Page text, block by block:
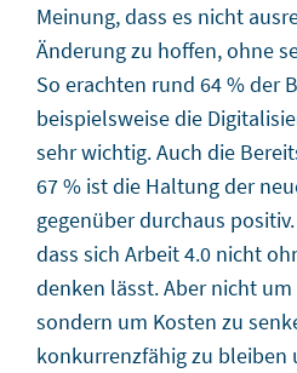
Meinung, dass es nicht
Änderung zu hoffen, ohne
So erachten rund 64 % der
beispielsweise die
sehr wichtig. Auch die
67 % ist die Haltung der
gegenüber durchaus
dass sich Arbeit 4.0 nicht
denken lässt. Aber nicht
sondern um Kosten zu
konkurrenzfähig zu bleiben